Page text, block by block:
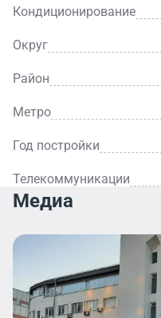
Кондиционирование
Округ
Район
Метро
Год постройки
Телекоммуникации
Медиа